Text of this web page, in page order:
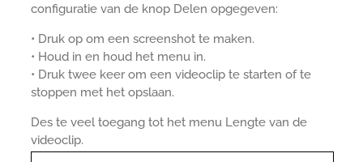
configuratie van de knop Delen opgegeven:
• Druk op om een screenshot te maken.
• Houd in en houd het menu in.
• Druk twee keer om een videoclip te starten of te
stoppen met het opslaan.
Des te veel toegang tot het menu Lengte van de
videoclip.